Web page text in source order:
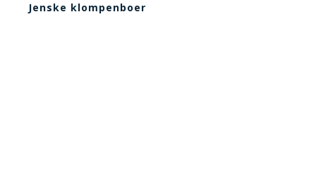
Jenske klompenboer